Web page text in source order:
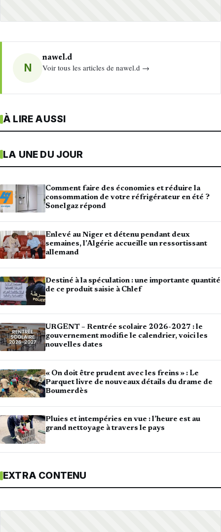
N
nawel.d
Voir tous les articles de nawel.d →
À LIRE AUSSI
LA UNE DU JOUR
Comment faire des économies et réduire la
consommation de votre réfrigérateur en été ?
Sonelgaz répond
Enlevé au Niger et détenu pendant deux
semaines, l’Algérie accueille un ressortissant
allemand
Destiné à la spéculation : une importante quantité
de ce produit saisie à Chlef
URGENT – Rentrée scolaire 2026-2027 : le
gouvernement modifie le calendrier, voici les
nouvelles dates
« On doit être prudent avec les freins » : Le
Parquet livre de nouveaux détails du drame de
Boumerdès
Pluies et intempéries en vue : l’heure est au
grand nettoyage à travers le pays
EXTRA CONTENU